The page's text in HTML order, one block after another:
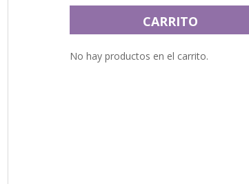
CARRITO
No hay productos en el carrito.